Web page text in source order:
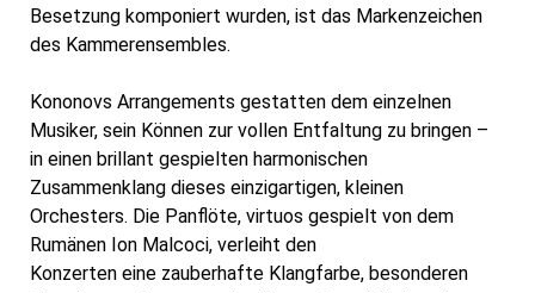
Besetzung komponiert wurden, ist das Markenzeichen
des Kammerensembles.
Kononovs Arrangements gestatten dem einzelnen
Musiker, sein Können zur vollen Entfaltung zu bringen –
in einen brillant gespielten harmonischen
Zusammenklang dieses einzigartigen, kleinen
Orchesters. Die Panflöte, virtuos gespielt von dem
Rumänen Ion Malcoci, verleiht den
Konzerten eine zauberhafte Klangfarbe, besonderen